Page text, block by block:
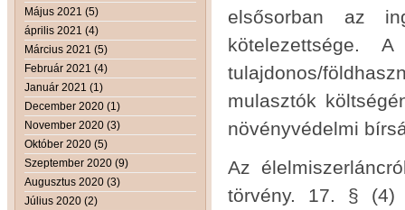
Május 2021 (5)
április 2021 (4)
Március 2021 (5)
Február 2021 (4)
Január 2021 (1)
December 2020 (1)
November 2020 (3)
Október 2020 (5)
Szeptember 2020 (9)
Augusztus 2020 (3)
Július 2020 (2)
elsősorban az
kötelezettsége.
tulajdonos/
mulasztók
növényvédelmi
Az
törvény. 17. § (4)